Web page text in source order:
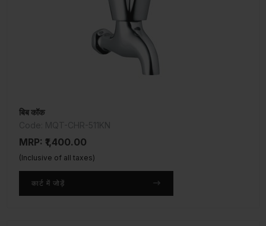
बिब कॉक
MRP: ₹1,400.00
(Inclusive of all taxes)
कार्ट में जोड़ें